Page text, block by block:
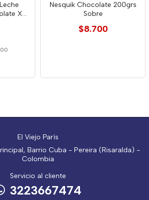
X
Nesquik Chocolate 200grs
Sobre
$8.700
El Viejo París
Barrio Cuba - Pereira (Risaralda) -
Colombia
Servicio al cliente
3223667474